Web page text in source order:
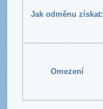
Jak odměnu získat:
Omezení